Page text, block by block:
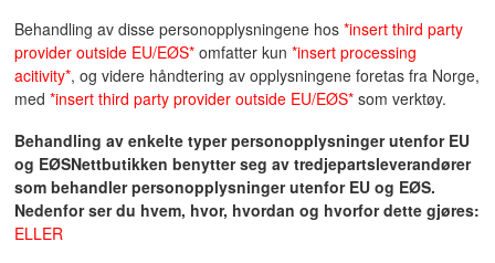
Behandling av disse personopplysningene hos*insert third party
provider outside EU/EØS* omfatter kun*insert processing
acitivity*, og videre håndtering av opplysningene foretas fra Norge,
med*insert third party provider outside EU/EØS* som verktøy.
Behandling av enkelte typer personopplysninger utenfor EU
og EØSNettbutikken benytter seg av tredjepartsleverandører
som behandler personopplysninger utenfor EU og EØS.
Nedenfor ser du hvem, hvor, hvordan og hvorfor dette gjøres:
ELLER